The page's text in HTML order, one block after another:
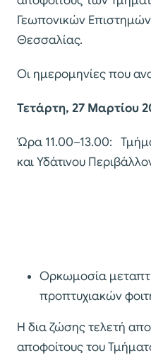
Γεωπονικών
Θεσσαλίας.
Οι ημερομηνίες που
Τετάρτη, 27 Μαρτίου
Ώρα 11.00–13.00:
και Υδάτινου
Ορκωμοσία
προπτυχιακών
Η δια ζώσης τελετή
αποφοίτους του